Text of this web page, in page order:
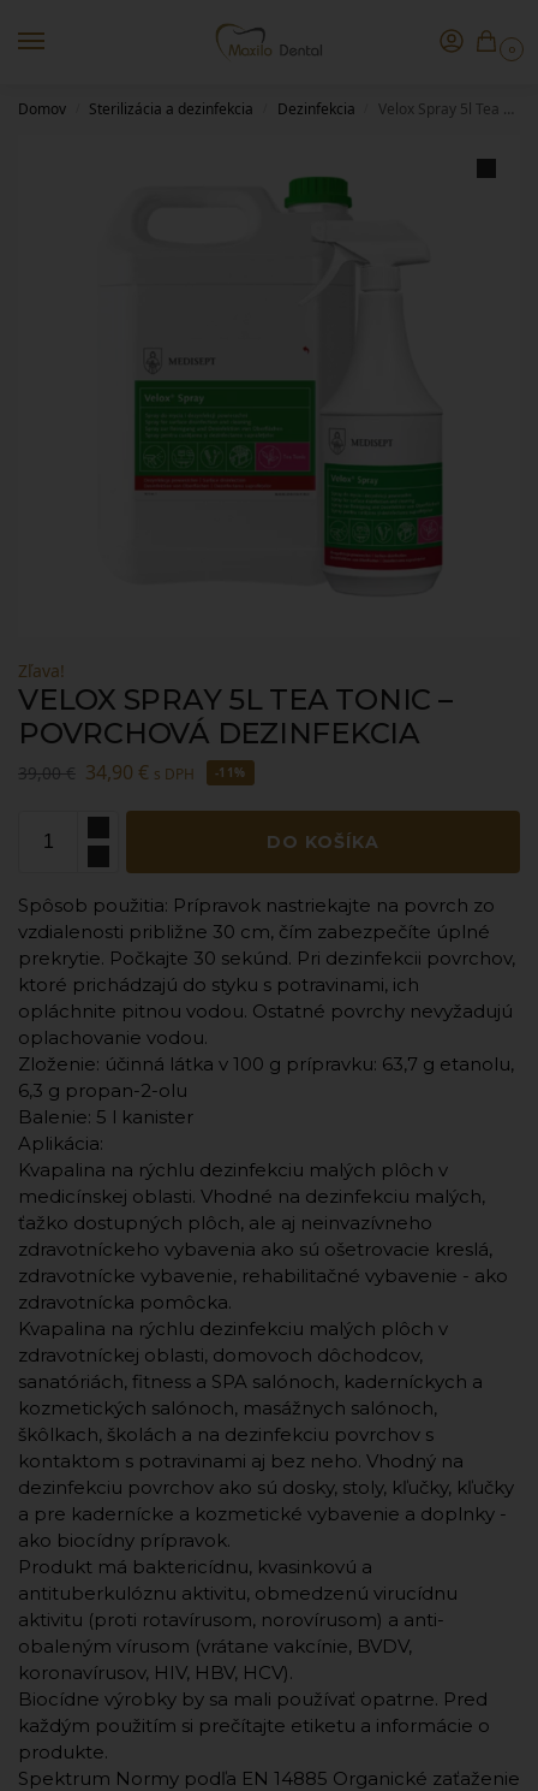
0
Domov Sterilizácia a dezinfekcia Dezinfekcia Velox Spray 5l Tea Tonic – povrchová dezinfekcia
Zľava!
VELOX SPRAY 5L TEA TONIC –
POVRCHOVÁ DEZINFEKCIA
39,00€ 34,90 € s DPH -11%
DO KOŠÍKA
Spôsob použitia: Prípravok nastriekajte na povrch zo
vzdialenosti približne 30 cm, čím zabezpečíte úplné
prekrytie. Počkajte 30 sekúnd. Pri dezinfekcii povrchov,
ktoré prichádzajú do styku s potravinami, ich
opláchnite pitnou vodou. Ostatné povrchy nevyžadujú
oplachovanie vodou.
Zloženie: účinná látka v 100 g prípravku: 63,7 g etanolu,
6,3 g propan-2-olu
Balenie: 5 l kanister
Aplikácia:
Kvapalina na rýchlu dezinfekciu malých plôch v
medicínskej oblasti. Vhodné na dezinfekciu malých,
ťažko dostupných plôch, ale aj neinvazívneho
zdravotníckeho vybavenia ako sú ošetrovacie kreslá,
zdravotnícke vybavenie, rehabilitačné vybavenie - ako
zdravotnícka pomôcka.
Kvapalina na rýchlu dezinfekciu malých plôch v
zdravotníckej oblasti, domovoch dôchodcov,
sanatóriách, fitness a SPA salónoch, kaderníckych a
kozmetických salónoch, masážnych salónoch,
škôlkach, školách a na dezinfekciu povrchov s
kontaktom s potravinami aj bez neho. Vhodný na
dezinfekciu povrchov ako sú dosky, stoly, kľučky, kľučky
a pre kadernícke a kozmetické vybavenie a doplnky -
ako biocídny prípravok.
Produkt má baktericídnu, kvasinkovú a
antituberkulóznu aktivitu, obmedzenú virucídnu
aktivitu (proti rotavírusom, norovírusom) a anti-
obaleným vírusom (vrátane vakcínie, BVDV,
koronavírusov, HIV, HBV, HCV).
Biocídne výrobky by sa mali používať opatrne. Pred
každým použitím si prečítajte etiketu a informácie o
produkte.
Spektrum Normy podľa EN 14885 Organické zaťaženie